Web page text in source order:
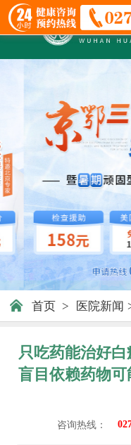
首页 > 医院新闻
只吃药能治好白
盲目依赖药物
咨询热线：